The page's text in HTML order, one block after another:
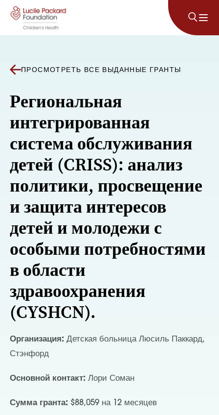
Перейти к содержанию
ПРОСМОТРЕТЬ ВСЕ ВЫДАННЫЕ ГРАНТЫ
Региональная
интегрированная
система обслуживания
детей (CRISS): анализ
политики, просвещение
и защита интересов
детей и молодежи с
особыми потребностями
в области
здравоохранения
(CYSHCN).
Организация: Детская больница Люсиль Паккард,
Стэнфорд
Основной контакт: Лори Соман
Сумма гранта: $88,059 на 12 месяцев